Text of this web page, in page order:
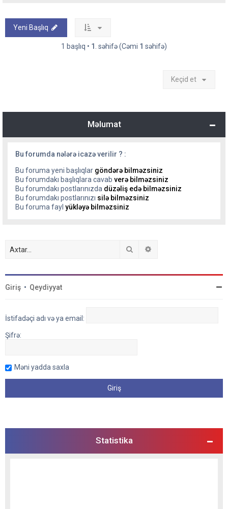
Yeni Başlıq
1 başlıq • 1 . səhifə (Cəmi 1 səhifə)
Keçid et
Məlumat
Bu forumda nələrə icazə verilir ? :
Bu foruma yeni başlıqlar göndərə bilməzsiniz
Bu forumdakı başlıqlara cavab verə bilməzsiniz
Bu forumdakı postlarınızda düzəliş edə bilməzsiniz
Bu forumdakı postlarınızı silə bilməzsiniz
Bu foruma fayl yükləyə bilməzsiniz
Axtar
Giriş • Qeydiyyat
İstifadəçi adı və ya email:
Şifrə:
Məni yadda saxla
Statistika